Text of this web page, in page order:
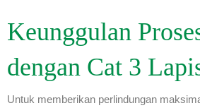
Keunggulan
dengan Cat 3
Untuk memberikan perlindungan